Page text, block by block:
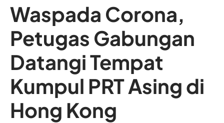
Waspada Corona,
Petugas Gabungan
Datangi Tempat
Kumpul PRT Asing di
Hong Kong